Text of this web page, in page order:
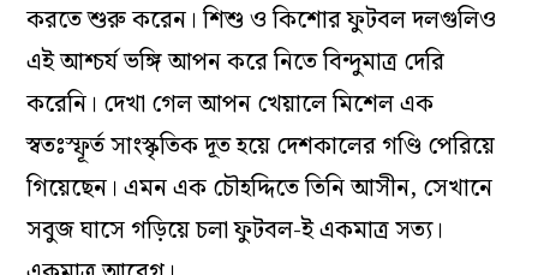
করতে শুরু করেন। শিশু ও কিশোর ফুটবল দলগুলিও
এই আশ্চর্য ভঙ্গি আপন করে নিতে বিন্দুমাত্র দেরি
করেনি। দেখা গেল আপন খেয়ালে মিশেল এক
স্বতঃস্ফূর্ত সাংস্কৃতিক দূত হয়ে দেশকালের গণ্ডি পেরিয়ে
গিয়েছেন। এমন এক চৌহদ্দিতে তিনি আসীন, সেখানে
সবুজ ঘাসে গড়িয়ে চলা ফুটবল-ই একমাত্র সত্য।